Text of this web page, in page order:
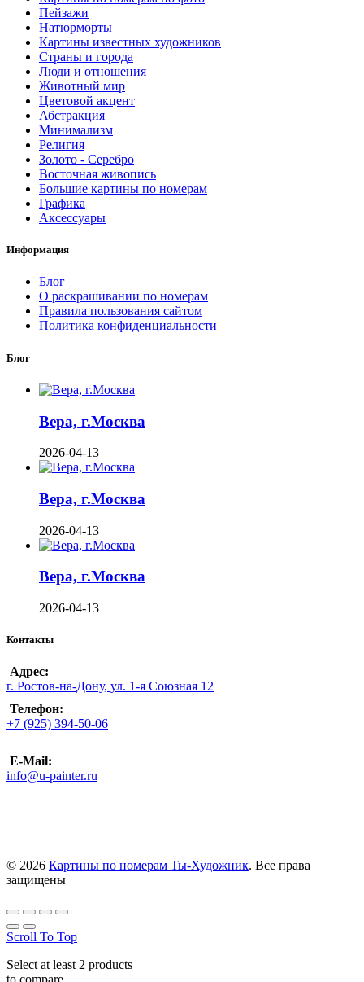
Пейзажи
Натюрморты
Картины известных художников
Страны и города
Люди и отношения
Животный мир
Цветовой акцент
Абстракция
Минимализм
Религия
Золото - Серебро
Восточная живопись
Большие картины по номерам
Графика
Аксессуары
Информация
Блог
О раскрашивании по номерам
Правила пользования сайтом
Политика конфиденциальности
Блог
Вера, г.Москва
2026-04-13
Вера, г.Москва
2026-04-13
Вера, г.Москва
2026-04-13
Контакты
Адрес:
г. Ростов-на-Дону, ул. 1-я Союзная 12
Телефон:
+7 (925) 394-50-06
E-Mail:
info@u-painter.ru
© 2026 Картины по номерам Ты-Художник. Все права
защищены
Scroll To Top
Select at least 2 products